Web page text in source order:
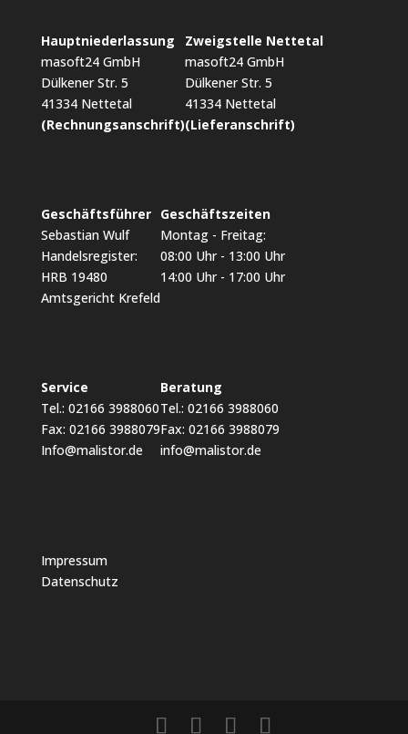
Hauptniederlassung
masoft24 GmbH
Dülkener Str. 5
41334 Nettetal
(Rechnungsanschrift)
Zweigstelle Nettetal
masoft24 GmbH
Dülkener Str. 5
41334 Nettetal
(Lieferanschrift)
Geschäftsführer
Sebastian Wulf
Handelsregister:
HRB 19480
Amtsgericht Krefeld
Geschäftszeiten
Montag - Freitag:
08:00 Uhr - 13:00 Uhr
14:00 Uhr - 17:00 Uhr
Service
Tel.: 02166 3988060
Fax: 02166 3988079
Info@malistor.de
Beratung
Tel.: 02166 3988060
Fax: 02166 3988079
info@malistor.de
Impressum
Datenschutz